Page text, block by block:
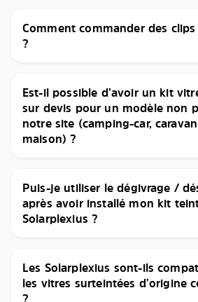
Comment commander des
?
Est-il possible d’avoir un kit
sur devis pour un modèle non
notre site (camping-car,
maison) ?
Puis-je utiliser le dégivrage /
après avoir installé mon kit
Solarplexius ?
Les Solarplexius sont-ils
les vitres surteintées d’origine
?